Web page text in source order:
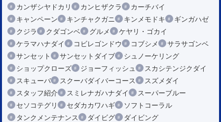
カンザシヤドカリ
カンヒザクラ
カーチバイ
キャンペーン
キンチャクガニ キンメモドキ
ギンガハゼ
クジラ
クダゴンベ グルメ
ケヤリ・ゴカイ
ケラマハナダイ
コビレゴンドウ コブシメ
サラサゴンベ
サンセット
サンセットダイブ
シュノーケリング
ショップクローズ
ジョーフィッシュ
スカシテンジクダイ
スキューバ
スクーバダイバーコース
スズメダイ
スタッフ紹介
スミレナガハナダイ
スーパーブルー
セソコテグリ
セダカカワハギ
ソフトコーラル
タンクメンテナンス
ダイビグ
ダイビング